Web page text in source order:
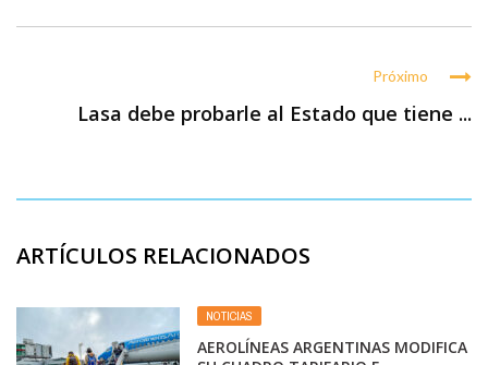
Próximo
Lasa debe probarle al Estado que tiene ...
ARTÍCULOS RELACIONADOS
NOTICIAS
AEROLÍNEAS ARGENTINAS MODIFICA